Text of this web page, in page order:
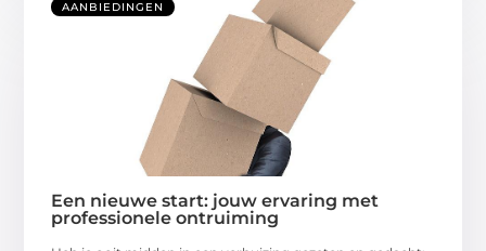
AANBIEDINGEN
Een nieuwe start: jouw ervaring met
professionele ontruiming